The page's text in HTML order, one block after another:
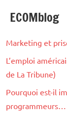
ECOMblog
Marketing et
L’emploi
de La Tribune)
Pourquoi est-il
programmeurs…